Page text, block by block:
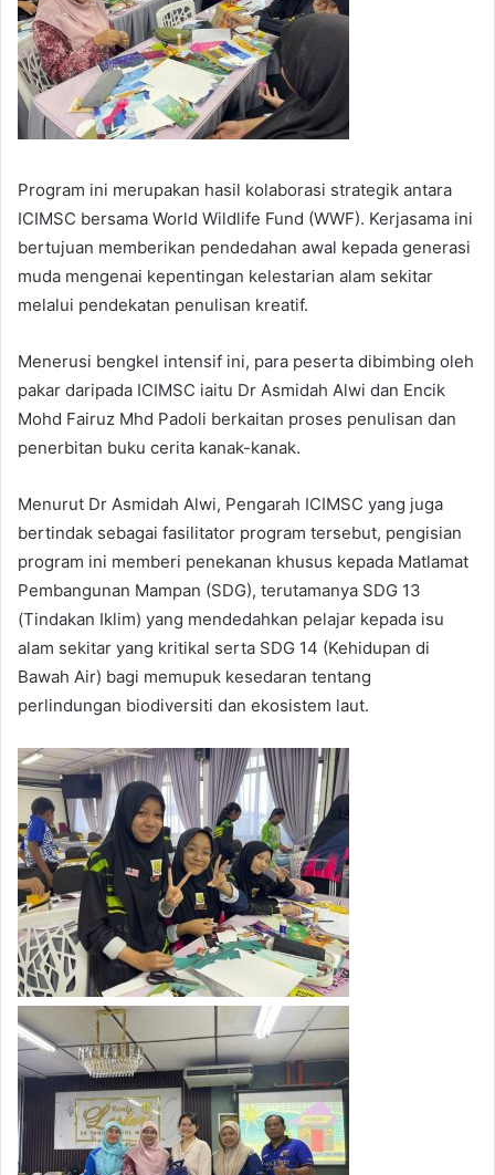
Program ini merupakan hasil kolaborasi strategik antara
ICIMSC bersama World Wildlife Fund (WWF). Kerjasama ini
bertujuan memberikan pendedahan awal kepada generasi
muda mengenai kepentingan kelestarian alam sekitar
melalui pendekatan penulisan kreatif.
Menerusi bengkel intensif ini, para peserta dibimbing oleh
pakar daripada ICIMSC iaitu Dr Asmidah Alwi dan Encik
Mohd Fairuz Mhd Padoli berkaitan proses penulisan dan
penerbitan buku cerita kanak-kanak.
Menurut Dr Asmidah Alwi, Pengarah ICIMSC yang juga
bertindak sebagai fasilitator program tersebut, pengisian
program ini memberi penekanan khusus kepada Matlamat
Pembangunan Mampan (SDG), terutamanya SDG 13
(Tindakan Iklim) yang mendedahkan pelajar kepada isu
alam sekitar yang kritikal serta SDG 14 (Kehidupan di
Bawah Air) bagi memupuk kesedaran tentang
perlindungan biodiversiti dan ekosistem laut.